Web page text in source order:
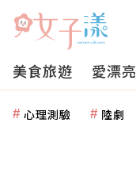
美食旅遊 愛漂亮
心理測驗 陸劇